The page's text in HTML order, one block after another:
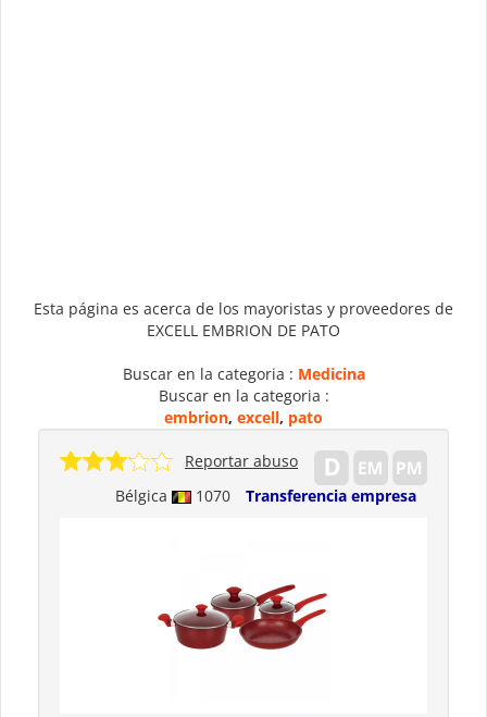
Esta página es acerca de los mayoristas y proveedores de
EXCELL EMBRION DE PATO
Buscar en la categoria : Medicina
Buscar en la categoria :
embrion, excell, pato
Bélgica 1070 Transferencia empresa
Reportar abuso